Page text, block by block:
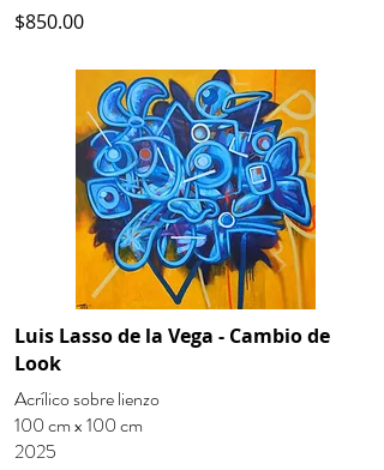
$850.00
Luis Lasso de la Vega - Cambio de
Look
Acrílico sobre lienzo
100 cm x 100 cm
2025